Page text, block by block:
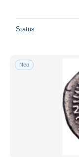
Status
Neu